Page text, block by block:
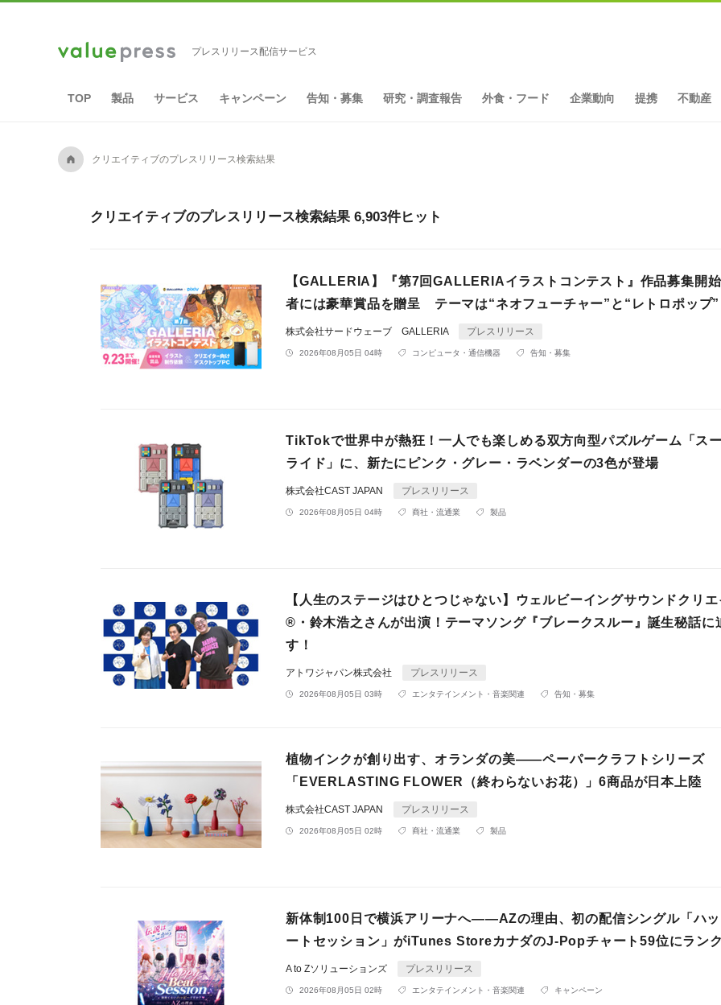
プレスリリース配信サービス
TOP 製品 サービス キャンペーン 告知・募集 研究・調査報告 外食・フード 企業動向 提携 不動産
A クリエイティブのプレスリリース検索結果
クリエイティブのプレスリリース検索結果 6,903件ヒット
【GALLERIA】『第7回GALLERIAイラストコンテスト』作品募集開
者には豪華賞品を贈呈 テーマは“ネオフューチャー”と“レトロポップ”
株式会社サードウェーブ GALLERIA プレスリリース
2026年08月05日 04時 コンピュータ・通信機器 告知・募集
TikTokで世界中が熱狂！一人でも楽しめる双方向型パズルゲーム「ス
ライド」に、新たにピンク・グレー・ラベンダーの3色が登場
株式会社CAST JAPAN プレスリリース
2026年08月05日 04時 商社・流通業 製品
【人生のステージはひとつじゃない】ウェルビーイングサウンドクリ
®・鈴木浩之さんが出演！テーマソング『ブレークスルー』誕生秘話に
す！
アトワジャパン株式会社 プレスリリース
2026年08月05日 03時 エンタテインメント・音楽関連 告知・募集
植物インクが創り出す、オランダの美――ペーパークラフトシリーズ
「EVERLASTING FLOWER（終わらないお花）」6商品が日本上陸
株式会社CAST JAPAN プレスリリース
2026年08月05日 02時 商社・流通業 製品
新体制100日で横浜アリーナへ――AZの理由、初の配信シングル「ハ
ートセッション」がiTunes StoreカナダのJ-Popチャート59位にラン
A to Zソリューションズ プレスリリース
2026年08月05日 02時 エンタテインメント・音楽関連 キャンペーン